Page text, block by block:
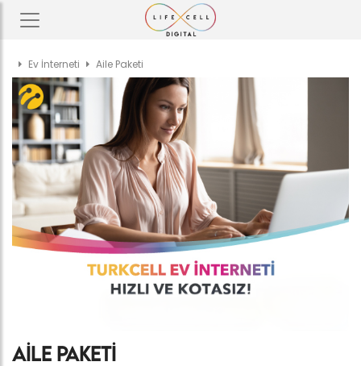
Toggle navigation
Ev İnterneti Aile Paketi
Aile Paketi